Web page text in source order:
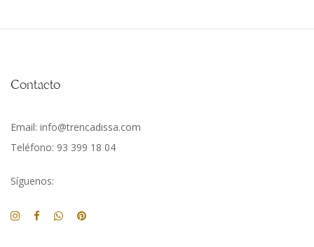
Contacto
Email: info@trencadissa.com
Teléfono: 93 399 18 04
Síguenos: